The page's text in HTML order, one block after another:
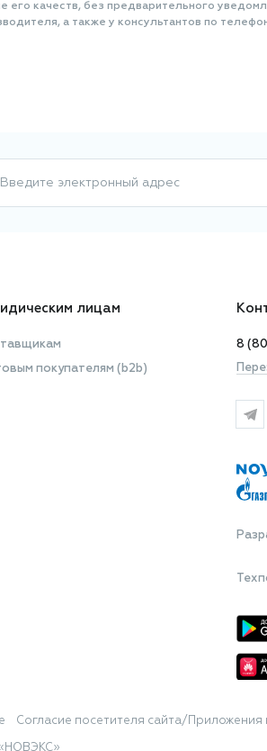
качеств, без предварительного
а также у консультантов по
Введите электронный адрес
лицам
покупателям (b2b)
8
Согласие посетителя сайта/